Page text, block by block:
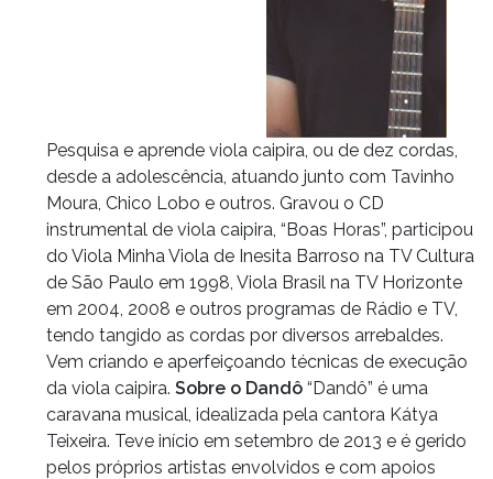
Pesquisa e aprende viola caipira, ou de dez cordas,
desde a adolescência, atuando junto com Tavinho
Moura, Chico Lobo e outros. Gravou o CD
instrumental de viola caipira, “Boas Horas”, participou
do Viola Minha Viola de Inesita Barroso na TV Cultura
de São Paulo em 1998, Viola Brasil na TV Horizonte
em 2004, 2008 e outros programas de Rádio e TV,
tendo tangido as cordas por diversos arrebaldes.
Vem criando e aperfeiçoando técnicas de execução
da viola caipira. Sobre o Dandô “Dandô” é uma
caravana musical, idealizada pela cantora Kátya
Teixeira. Teve início em setembro de 2013 e é gerido
pelos próprios artistas envolvidos e com apoios